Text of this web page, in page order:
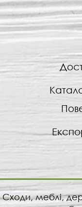
Сходи, меблі,